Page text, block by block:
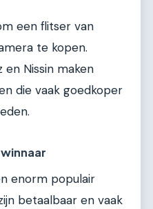
een flitser van
te kopen.
en Nissin maken
die vaak goedkoper
enorm populair
betaalbaar en vaak